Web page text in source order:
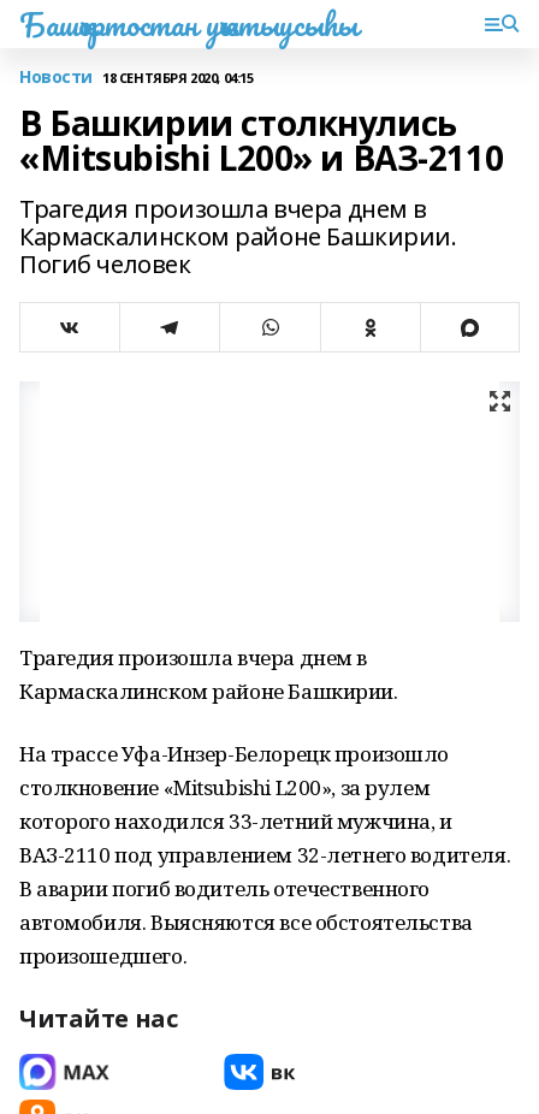
Башҡортостан уҡытыусыһы
Новости 18 СЕНТЯБРЯ 2020, 04:15
В Башкирии столкнулись
«Mitsubishi L200» и ВАЗ-2110
Трагедия произошла вчера днем в
Кармаскалинском районе Башкирии.
Погиб человек
Трагедия произошла вчера днем в
Кармаскалинском районе Башкирии.
На трассе Уфа-Инзер-Белорецк произошло
столкновение «Mitsubishi L200», за рулем
которого находился 33-летний мужчина, и
ВАЗ-2110 под управлением 32-летнего водителя.
В аварии погиб водитель отечественного
автомобиля. Выясняются все обстоятельства
произошедшего.
Читайте нас